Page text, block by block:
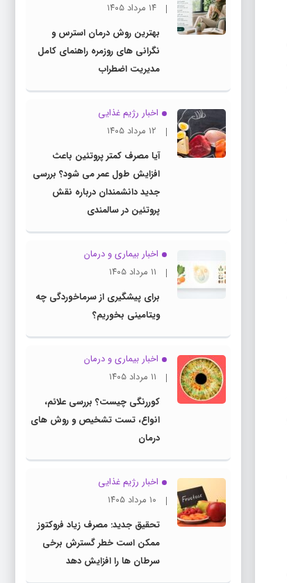
۱۴ مرداد ۱۴۰۵
بهترین روش درمان استرس و
نگرانی های روزمره راهنمای کامل
مدیریت اضطراب
اخبار رژیم غذایی
۱۲ مرداد ۱۴۰۵
آیا مصرف کمتر پروتئین باعث
افزایش طول عمر می شود؟ بررسی
جدید دانشمندان درباره نقش
پروتئین در سالمندی
اخبار بیماری و درمان
۱۱ مرداد ۱۴۰۵
برای پیشگیری از سرماخوردگی چه
ویتامینی بخوریم؟
اخبار بیماری و درمان
۱۱ مرداد ۱۴۰۵
کوررنگی چیست؟ بررسی علائم،
انواع، تست تشخیص و روش های
درمان
اخبار رژیم غذایی
۱۰ مرداد ۱۴۰۵
تحقیق جدید: مصرف زیاد فروکتوز
ممکن است خطر گسترش برخی
سرطان ها را افزایش دهد